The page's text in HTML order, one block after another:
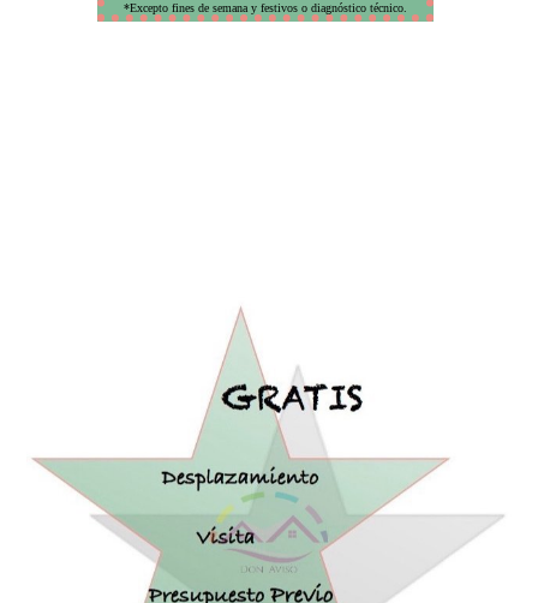
*Excepto fines de semana y festivos o diagnóstico técnico.